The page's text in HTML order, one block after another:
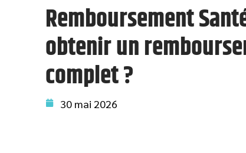
Remboursement
obtenir un
complet ?
30 mai 2026